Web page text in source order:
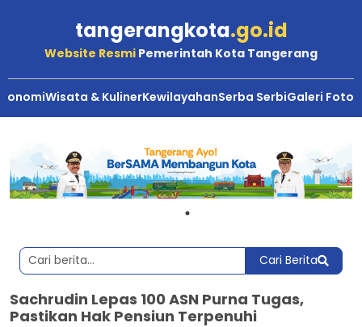
tangerangkota.go.id
Website Resmi Pemerintah Kota Tangerang
Wisata & KulinerKewilayahanSerba SerbiGaleri Foto
Cari Berita
Sachrudin Lepas 100 ASN Purna Tugas,
Pastikan Hak Pensiun Terpenuhi